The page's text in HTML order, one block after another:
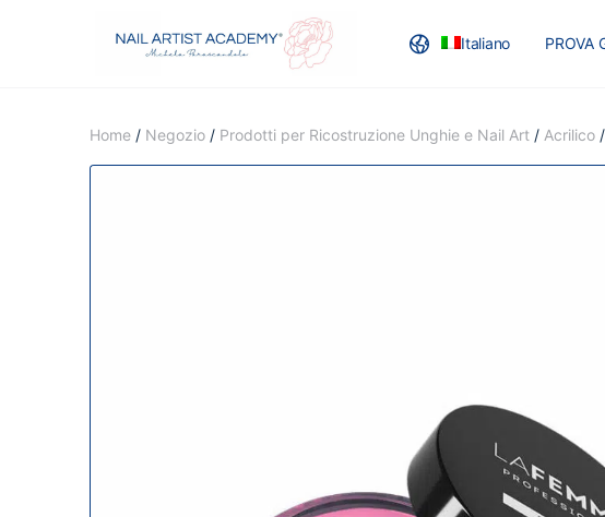
Italiano PROVA
RECENSIONI MASTER
Home / Negozio / Prodotti per Ricostruzione Unghie e Nail Art / Acrilico